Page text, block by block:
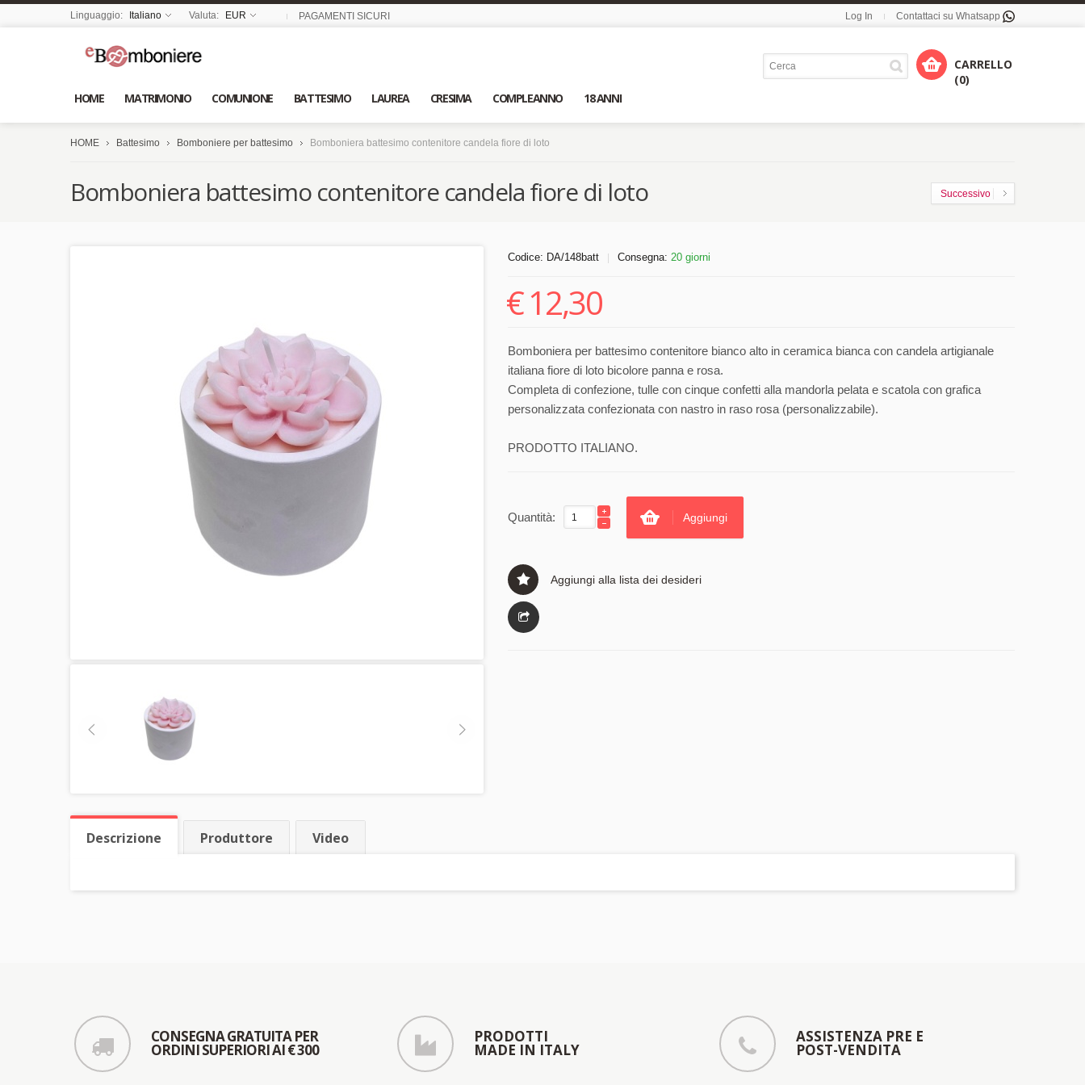
Linguaggio: Italiano Valuta: EUR PAGAMENTI SICURI Log In Contattaci su Whatsapp
HOME MATRIMONIO COMUNIONE BATTESIMO LAUREA CRESIMA COMPLEANNO 18 ANNI
CARRELLO
(0)
HOME Battesimo Bomboniere per battesimo Bomboniera battesimo contenitore candela fiore di loto
Successivo
Bomboniera battesimo contenitore candela fiore di loto
Codice: DA/148batt Consegna: 20 giorni
€12,30
Bomboniera per battesimo contenitore bianco alto in ceramica bianca con candela artigianale
italiana fiore di loto bicolore panna e rosa.
Completa di confezione, tulle con cinque confetti alla mandorla pelata e scatola con grafica
personalizzata confezionata con nastro in raso rosa (personalizzabile).
PRODOTTO ITALIANO.
Quantità: Aggiungi
Aggiungi alla lista dei desideri
Descrizione Produttore Video
CONSEGNA GRATUITA PER
ORDINI SUPERIORI AI € 300
PRODOTTI
MADE IN ITALY
ASSISTENZA PRE E
POST-VENDITA